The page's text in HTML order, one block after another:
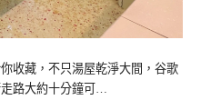
收藏，不只湯屋乾淨大間，谷歌
路大約十分鐘可…